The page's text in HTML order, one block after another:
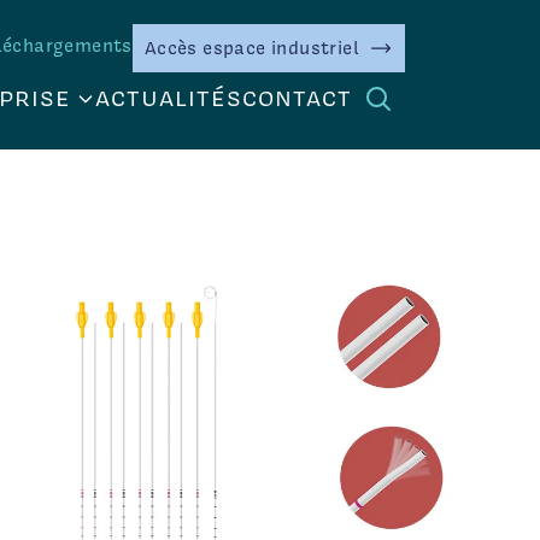
Accès espace industriel
ACTUALITÉSCONTACT